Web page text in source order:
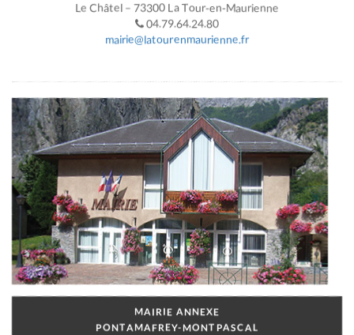
Le Châtel – 73300 La Tour-en-Maurienne
04.79.64.24.80
mairie@latourenmaurienne.fr
MAIRIE ANNEXE
PONTAMAFREY-MONTPASCAL